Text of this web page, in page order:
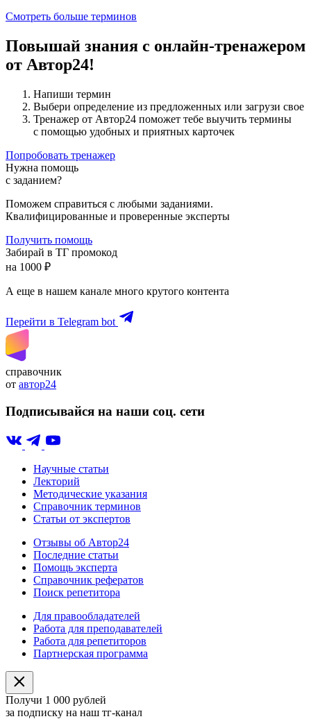
Смотреть больше терминов
Повышай знания с онлайн-тренажером
от Автор24!
Напиши термин
Выбери определение из предложенных или загрузи свое
Тренажер от Автор24 поможет тебе выучить термины
с помощью удобных и приятных карточек
Попробовать тренажер
Нужна помощь
с заданием?
Поможем справиться с любыми заданиями.
Квалифицированные и проверенные эксперты
Получить помощь
Забирай в ТГ промокод
на 1000 ₽
А еще в нашем канале много крутого контента
Перейти в Telegram bot
справочник
от автор24
Подписывайся на наши соц. сети
Научные статьи
Лекторий
Методические указания
Справочник терминов
Статьи от экспертов
Отзывы об Автор24
Последние статьи
Помощь эксперта
Справочник рефератов
Поиск репетитора
Для правообладателей
Работа для преподавателей
Работа для репетиторов
Партнерская программа
Получи 1 000 рублей
за подписку на наш тг-канал